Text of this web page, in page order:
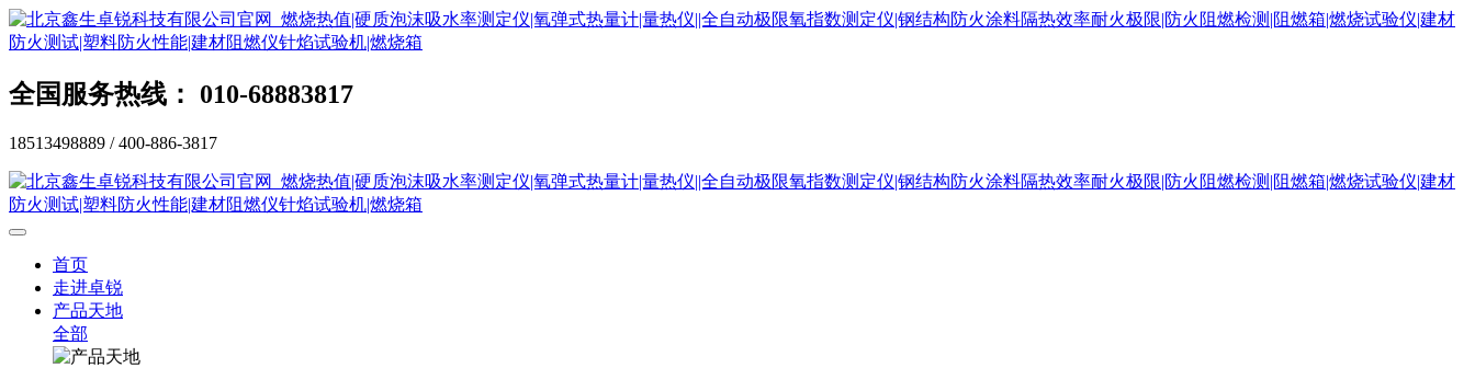
全国服务热线： 010-68883817
18513498889 / 400-886-3817
首页
走进卓锐
产品天地
全部